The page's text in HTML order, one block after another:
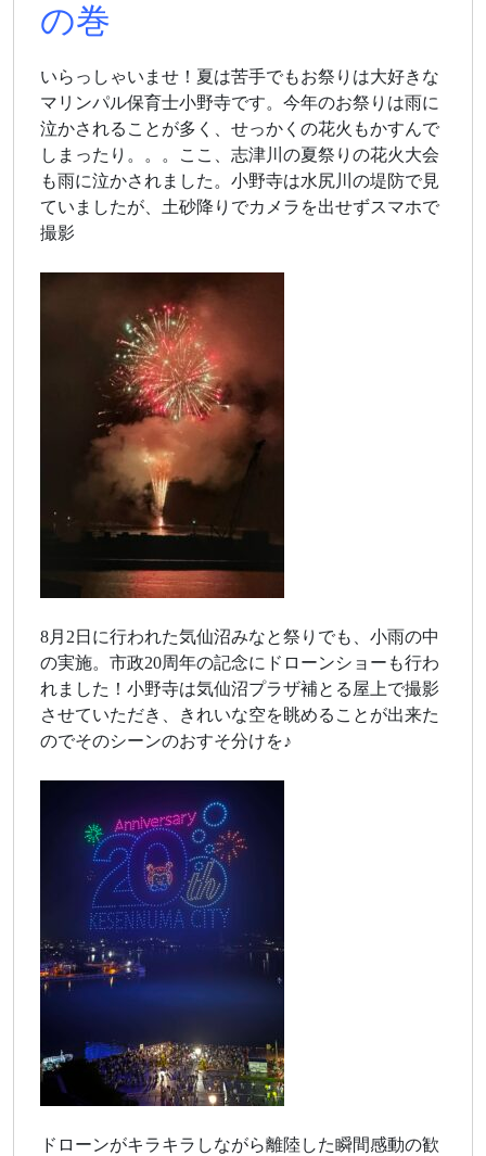
の巻
いらっしゃいませ！夏は苦手でもお祭りは大好きな
マリンパル保育士小野寺です。今年のお祭りは雨に
泣かされることが多く、せっかくの花火もかすんで
しまったり。。。ここ、志津川の夏祭りの花火大会
も雨に泣かされました。小野寺は水尻川の堤防で見
ていましたが、土砂降りでカメラを出せずスマホで
撮影
8月2日に行われた気仙沼みなと祭りでも、小雨の中
の実施。市政20周年の記念にドローンショーも行わ
れました！小野寺は気仙沼プラザ補とる屋上で撮影
させていただき、きれいな空を眺めることが出来た
のでそのシーンのおすそ分けを♪
ドローンがキラキラしながら離陸した瞬間感動の歓